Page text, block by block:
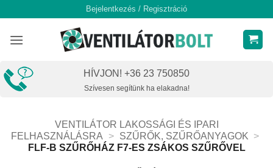
content
Bejelentkezés / Regisztráció
HÍVJON! +36 23 750850
Szívesen segítünk ha elakadna!
VENTILÁTOR LAKOSSÁGI ÉS IPARI
FELHASZNÁLÁSRA
> SZŰRŐK, SZŰRŐANYAGOK >
FLF-B SZŰRŐHÁZ F7-ES ZSÁKOS SZŰRŐVEL